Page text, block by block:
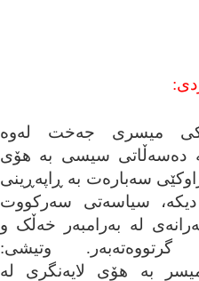
میسری جه‌خت له‌وه‌
ده‌سه‌ڵاتی سیسی به‌ هۆی
سه‌باره‌ت به‌ ڕاپه‌ڕینی
سیاسه‌تی سه‌رکووت
له‌ به‌رامبه‌ر خه‌ڵک و
گرتووه‌ته‌به‌ر. وتیشی:
میسر به‌ هۆی لایه‌نگری له‌